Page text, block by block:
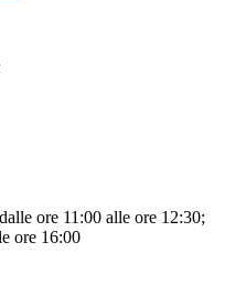
ore 11:00 alle ore 12:30;
ore 16:00